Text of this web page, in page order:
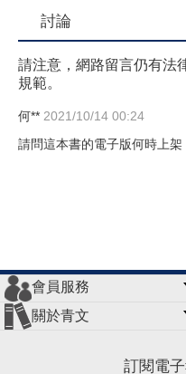
討論
請注意，網路留言仍有法
規範。
何** 2021/10/14 00:24
請問這本書的電子版何時上
會員服務
會員辦法
客服信箱
隱私條款
網站導覽
關於青文
訂閱電